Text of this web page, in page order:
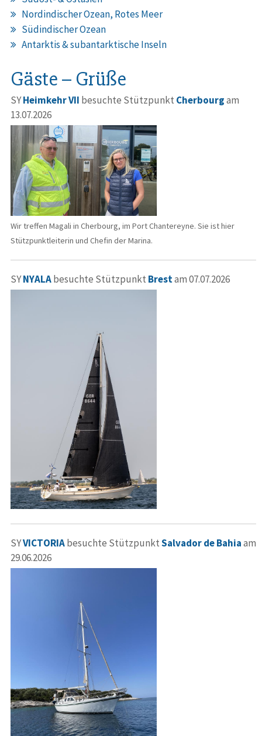
Nordindischer Ozean, Rotes Meer
Südindischer Ozean
Antarktis & subantarktische Inseln
Gäste – Grüße
SYHeimkehr VII besuchte Stützpunkt Cherbourgam
13.07.2026
Wir treffen Magali in Cherbourg, im Port Chantereyne. Sie ist hier
Stützpunktleiterin und Chefin der Marina.
SYNYALAbesuchte Stützpunkt Brestam 07.07.2026
SYVICTORIAbesuchte StützpunktSalvador de Bahiaam
29.06.2026